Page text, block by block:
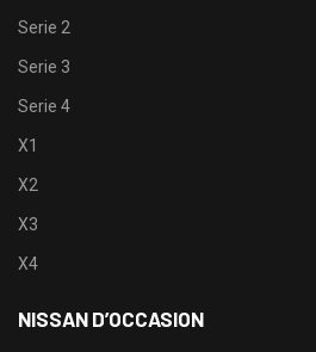
Serie 2
Serie 3
Serie 4
X1
X2
X3
X4
NISSAN D’OCCASION